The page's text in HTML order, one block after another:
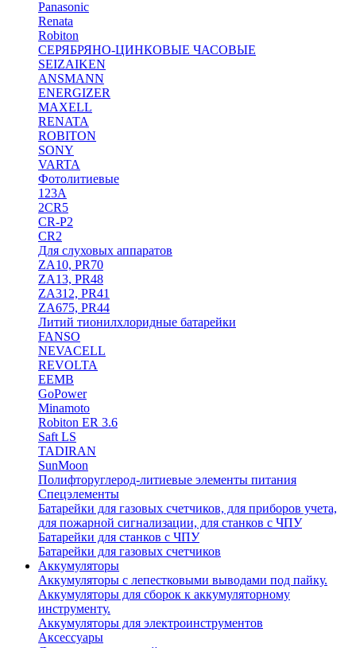
Panasonic
Renata
Robiton
СЕРЯБРЯНО-ЦИНКОВЫЕ ЧАСОВЫЕ
SEIZAIKEN
ANSMANN
ENERGIZER
MAXELL
RENATA
ROBITON
SONY
VARTA
Фотолитиевые
123A
2CR5
CR-P2
CR2
Для слуховых аппаратов
ZA10, PR70
ZA13, PR48
ZA312, PR41
ZA675, PR44
Литий тионилхлоридные батарейки
FANSO
NEVACELL
REVOLTA
EEMB
GoPower
Minamoto
Robiton ER 3.6
Saft LS
TADIRAN
SunMoon
Полифторуглерод-литиевые элементы питания
Спецэлементы
Батарейки для газовых счетчиков, для приборов учета,
для пожарной сигнализации, для станков с ЧПУ
Батарейки для станков с ЧПУ
Батарейки для газовых счетчиков
Аккумуляторы
Аккумуляторы с лепестковыми выводами под пайку.
Аккумуляторы для сборок к аккумуляторному
инструменту.
Аккумуляторы для электроинструментов
Аксессуары